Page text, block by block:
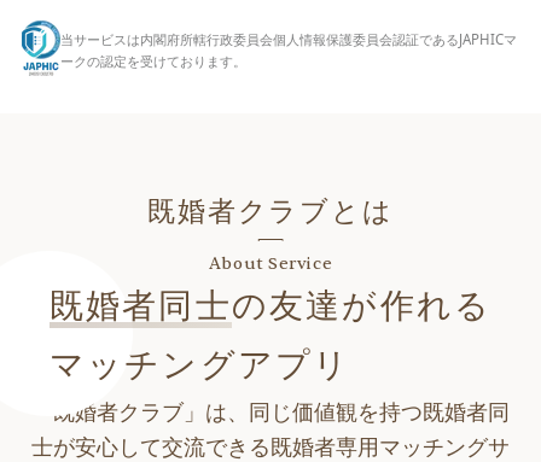
当サービスは内閣府所轄行政委員会個人情報保護委員会認証であるJAPHICマ
ークの認定を受けております。
既婚者クラブとは
About Service
既婚者同士の友達が作れる
マッチングアプリ
「既婚者クラブ」は、同じ価値観を持つ既婚者同
士が安心して交流できる既婚者専用マッチングサ